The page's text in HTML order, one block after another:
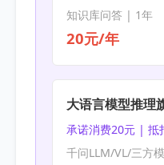
知识库问答 | 1年
20元/年
大语言模型推理
承诺消费20元 | 抵
千问LLM/VL/三方